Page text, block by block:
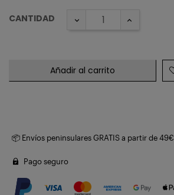
CANTIDAD
Añadir al carrito
📦 Envíos peninsulares GRATIS a partir de 49€
Pago seguro